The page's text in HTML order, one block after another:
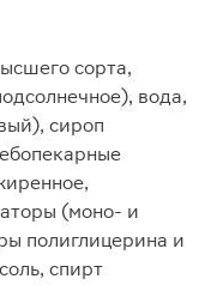
сорта,
вода,
сироп
(моно- и
полиглицерина и
спирт